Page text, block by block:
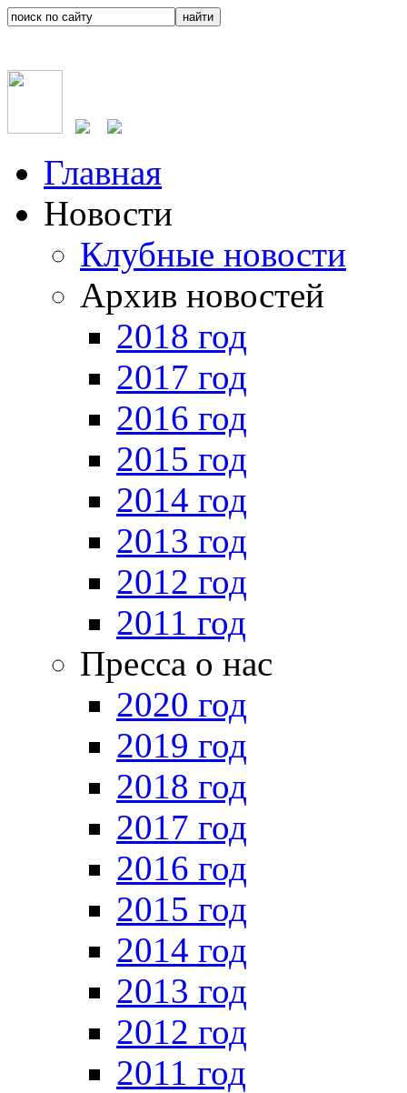
Главная
Новости
Клубные новости
Архив новостей
2018 год
2017 год
2016 год
2015 год
2014 год
2013 год
2012 год
2011 год
Пресса о нас
2020 год
2019 год
2018 год
2017 год
2016 год
2015 год
2014 год
2013 год
2012 год
2011 год